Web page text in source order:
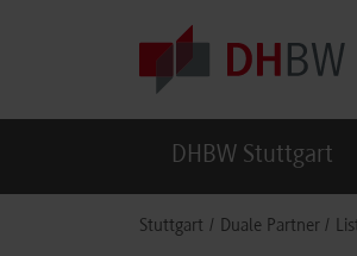
DHBW Stuttgart
Stuttgart Duale Partner